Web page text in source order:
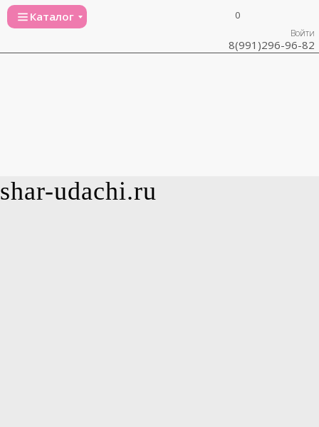
Каталог
Войти
0
8(991)296-96-82
shar-udachi.ru